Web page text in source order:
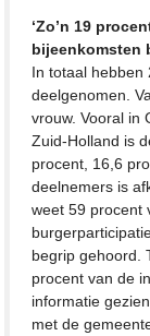
‘Zo’n 19
bijeenkomsten
In totaal hebben
deelgenomen.
vrouw. Vooral in
Zuid-Holland is
procent, 16,6
deelnemers is
weet 59 procent
begrip gehoord.
procent van de
informatie
met de